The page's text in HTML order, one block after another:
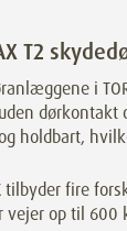
T2
i
holdbart,
tilbyder fire
vejer op til 600